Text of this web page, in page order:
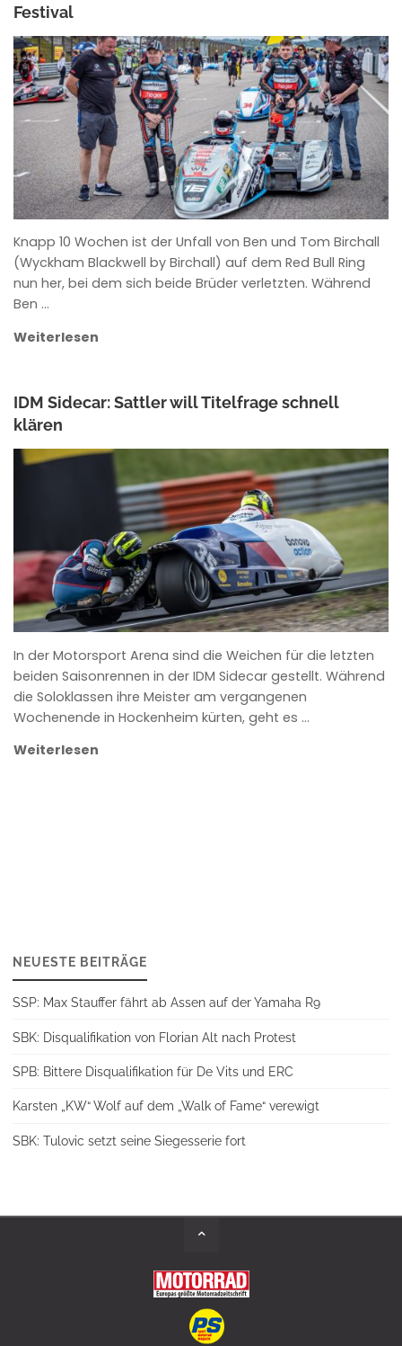
Festival
ROWENA HINZMANN
Knapp 10 Wochen ist der Unfall von Ben und Tom Birchall
(Wyckham Blackwell by Birchall) auf dem Red Bull Ring
nun her, bei dem sich beide Brüder verletzten. Während
Ben …
Weiterlesen
IDM Sidecar: Sattler will Titelfrage schnell
klären
In der Motorsport Arena sind die Weichen für die letzten
beiden Saisonrennen in der IDM Sidecar gestellt. Während
die Soloklassen ihre Meister am vergangenen
Wochenende in Hockenheim kürten, geht es …
Weiterlesen
NEUESTE BEITRÄGE
SSP: Max Stauffer fährt ab Assen auf der Yamaha R9
SBK: Disqualifikation von Florian Alt nach Protest
SPB: Bittere Disqualifikation für De Vits und ERC
Karsten „KW“ Wolf auf dem „Walk of Fame“ verewigt
SBK: Tulovic setzt seine Siegesserie fort
Back